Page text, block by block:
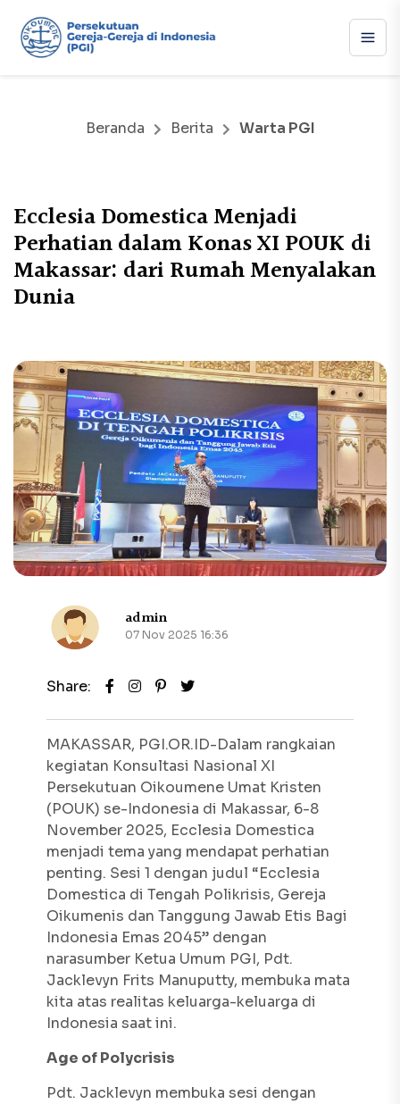
Beranda Berita Warta PGI
Ecclesia Domestica Menjadi
Perhatian dalam Konas XI POUK di
Makassar: dari Rumah Menyalakan
Dunia
admin
07 Nov 2025 16:36
Share:
MAKASSAR, PGI.OR.ID-Dalam rangkaian
kegiatan Konsultasi Nasional XI
Persekutuan Oikoumene Umat Kristen
(POUK) se-Indonesia di Makassar, 6-8
November 2025, Ecclesia Domestica
menjadi tema yang mendapat perhatian
penting. Sesi 1 dengan judul “Ecclesia
Domestica di Tengah Polikrisis, Gereja
Oikumenis dan Tanggung Jawab Etis Bagi
Indonesia Emas 2045” dengan
narasumber Ketua Umum PGI, Pdt.
Jacklevyn Frits Manuputty, membuka mata
kita atas realitas keluarga-keluarga di
Indonesia saat ini.
Age of Polycrisis
Pdt. Jacklevyn membuka sesi dengan